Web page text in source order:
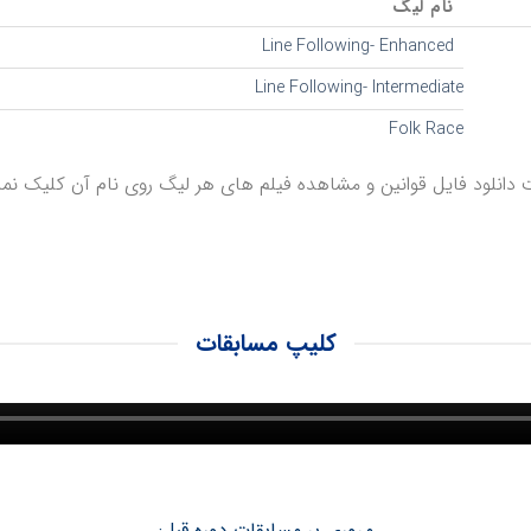
نام لیگ
Line Following- Enhanced
Line Following- Intermediate
Folk Race
فایل قوانین و مشاهده فیلم های هر لیگ روی نام آن کلیک
کلیپ مسابقات